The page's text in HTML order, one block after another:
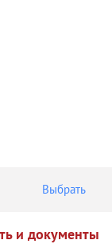
Выбрать
и документы